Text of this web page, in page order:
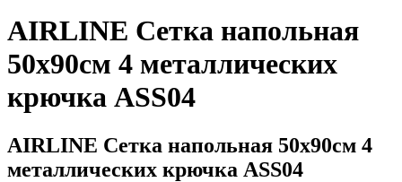
AIRLINE Сетка напольная
50х90см 4 металлических
крючка ASS04
AIRLINE Сетка напольная 50х90см 4
металлических крючка ASS04